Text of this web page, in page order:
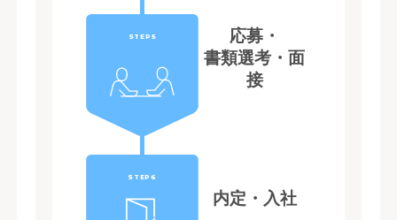
STEP5
応募・
書類選考・面
接
STEP6
内定・入社